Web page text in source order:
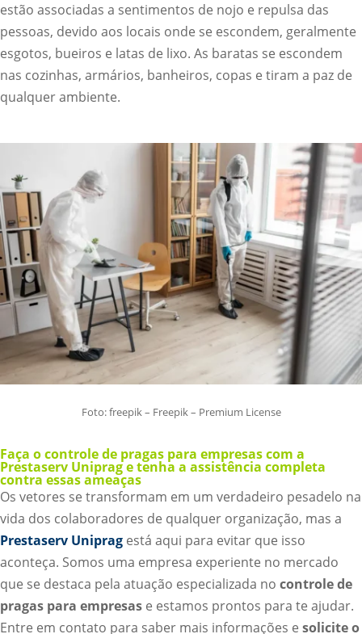
estão associadas a sentimentos de nojo e repulsa das
pessoas, devido aos locais onde se escondem, geralmente
esgotos, bueiros e latas de lixo. As baratas se escondem
nas cozinhas, armários, banheiros, copas e tiram a paz de
qualquer ambiente.
Foto: freepik – Freepik – Premium License
Faça o controle de pragas para empresas com a
Prestaserv Uniprag e tenha a assistência completa
contra essas ameaças
Os vetores se transformam em um verdadeiro pesadelo na
vida dos colaboradores de qualquer organização, mas a
Prestaserv Uniprag está aqui para evitar que isso
aconteça. Somos uma empresa experiente no mercado
que se destaca pela atuação especializada no controle de
pragas para empresas e estamos prontos para te ajudar.
Entre em contato para saber mais informações e solicite o